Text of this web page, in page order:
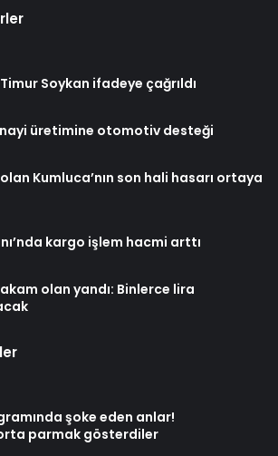
Soykan ifadeye çağrıldı
üretimine otomotiv desteği
Kumluca’nın son hali hasarı ortaya
kargo işlem hacmi arttı
olan yandı: Binlerce lira
şoke eden anlar!
parmak gösterdiler